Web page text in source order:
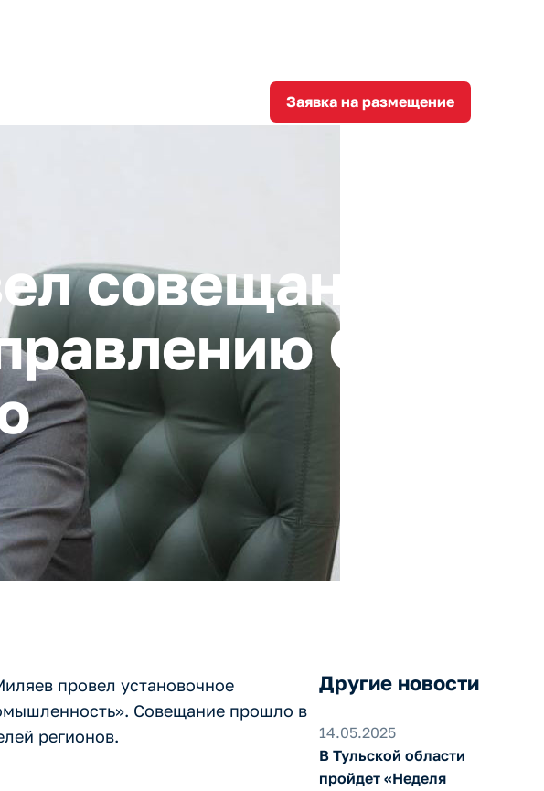
Заявка на размещение
совещание
ОПК
провел установочное
Совещание прошло в
регионов.
Другие новости
14.05.2025
В Тульской области
пройдет «Неделя